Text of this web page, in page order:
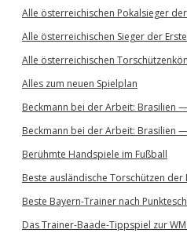
Alle österreichischen Pokalsieger
Alle österreichischen Sieger der
Alle österreichischen
Alles zum neuen Spielplan
Beckmann bei der Arbeit: Brasilien
Beckmann bei der Arbeit: Brasilien
Berühmte Handspiele im Fußball
Beste ausländische Torschützen der
Beste Bayern-Trainer nach
Das Trainer-Baade-Tippspiel zur